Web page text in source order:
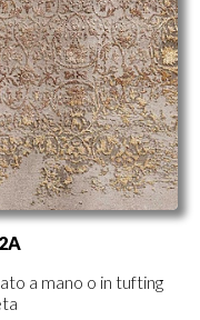
a mano o in tufting